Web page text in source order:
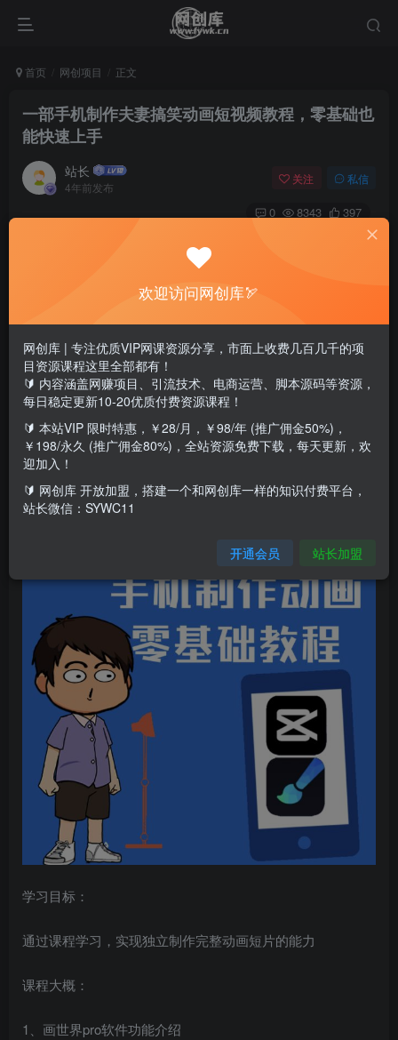
首页 网创项目 正文
一部手机制作夫妻搞笑动画短视频教程，零基础也
能快速上手
站长
4年前发布
关注 私信
0 8343 397
一部手机制作夫妻搞笑动画短视频教程，零基础也能快速上
1、创业者及打算创业的人
2、宝妈、无业等有空闲时间的人
3、职场工资少,想多份收入的人
4、喜欢且愿意学习的人
学习目标：
通过课程学习，实现独立制作完整动画短片的能力
课程大概：
1、画世界pro软件功能介绍
欢迎访问网创库🏹
网创库 | 专注优质VIP网课资源分享，市面上收费几百几千的项
目资源课程这里全部都有！
🔰 内容涵盖网赚项目、引流技术、电商运营、脚本源码等资源，
每日稳定更新10-20优质付费资源课程！
🔰 本站VIP 限时特惠，￥28/月，￥98/年 (推广佣金50%)，
￥198/永久 (推广佣金80%)，全站资源免费下载，每天更新，欢
迎加入！
🔰 网创库 开放加盟，搭建一个和网创库一样的知识付费平台，
站长微信：SYWC11
开通会员 站长加盟